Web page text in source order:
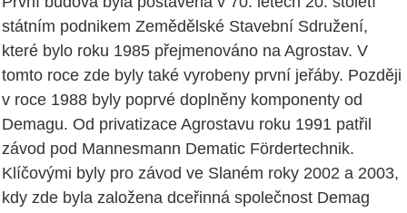
státním podnikem Zemědělské Stavební Sdružení,
které bylo roku 1985 přejmenováno na Agrostav. V
tomto roce zde byly také vyrobeny první jeřáby. Později
v roce 1988 byly poprvé doplněny komponenty od
Demagu. Od privatizace Agrostavu roku 1991 patřil
závod pod Mannesmann Dematic Fördertechnik.
Klíčovými byly pro závod ve Slaném roky 2002 a 2003,
kdy zde byla založena dceřinná společnost Demag